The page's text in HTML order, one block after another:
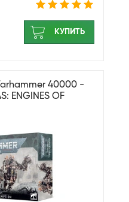
КУПИТЬ
40000 -
ENGINES OF